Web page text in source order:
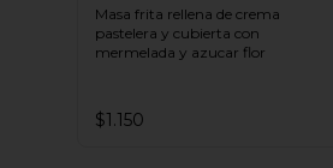
Masa frita rellena de crema
pastelera y cubierta con
mermelada y azucar flor
$1.150